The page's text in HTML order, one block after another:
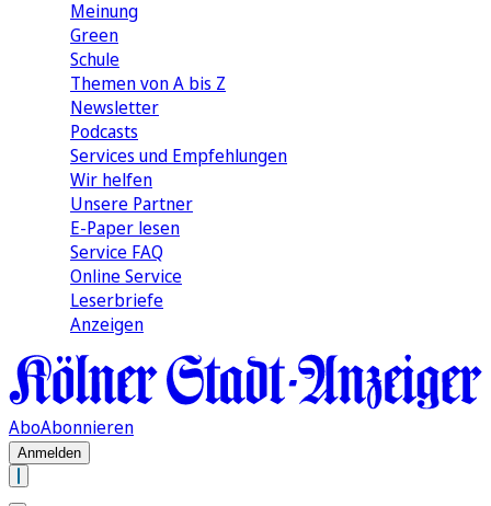
Meinung
Green
Schule
Themen von A bis Z
Newsletter
Podcasts
Services und Empfehlungen
Wir helfen
Unsere Partner
E-Paper lesen
Service FAQ
Online Service
Leserbriefe
Anzeigen
AboAbonnieren
Anmelden